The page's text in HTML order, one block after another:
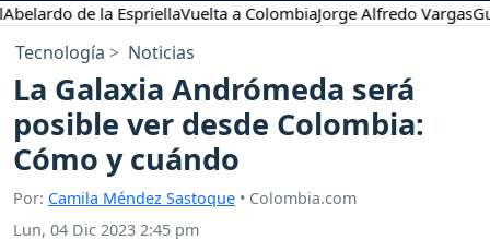
de la EspriellaVuelta a ColombiaJorge Alfredo Vargas
Tecnología Noticias
La Galaxia Andrómeda será
posible ver desde Colombia:
Cómo y cuándo
Por: Camila Méndez Sastoque • Colombia.com
Lun, 04 Dic 2023 2:45 pm